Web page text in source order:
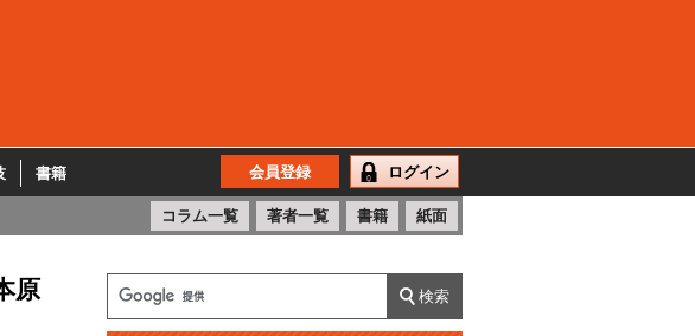
書籍 会員登録 ログイン
コラム一覧 著者一覧 書籍 紙面
原